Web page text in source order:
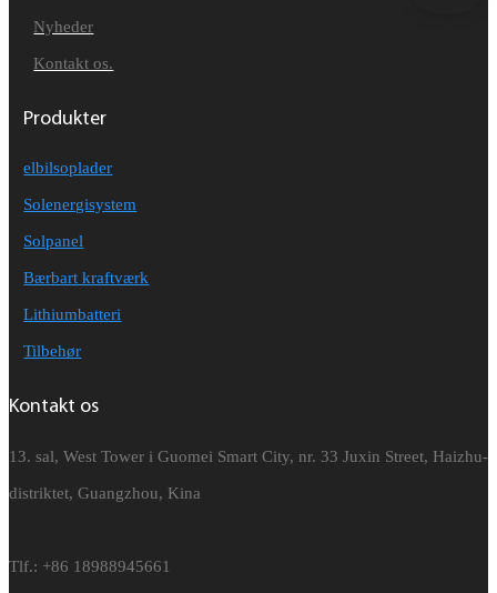
Nyheder
Kontakt os.
Produkter
elbilsoplader
Solenergisystem
Solpanel
Bærbart kraftværk
Lithiumbatteri
Tilbehør
Kontakt os
13. sal, West Tower i Guomei Smart City, nr. 33 Juxin Street, Haizhu-
distriktet, Guangzhou, Kina
Tlf.: +86 18988945661